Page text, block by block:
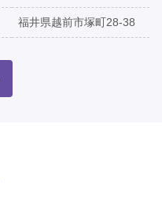
福井県越前市塚町28-38